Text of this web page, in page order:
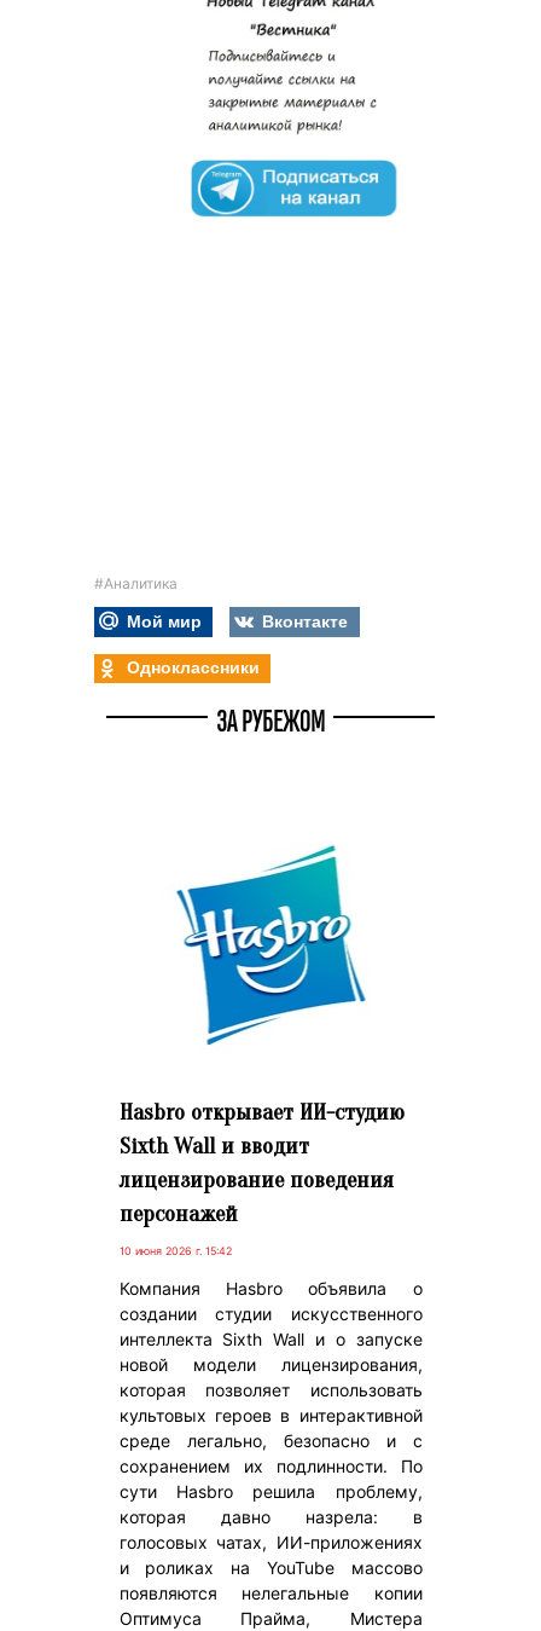
#Аналитика
Мой мир
Вконтакте
Одноклассники
ЗА РУБЕЖОМ
Hasbro открывает ИИ-студию
Sixth Wall и вводит
лицензирование поведения
персонажей
10 июня 2026 г. 15:42
Компания Hasbro объявила о
создании студии искусственного
интеллекта Sixth Wall и о запуске
новой модели лицензирования,
которая позволяет использовать
культовых героев в интерактивной
среде легально, безопасно и с
сохранением их подлинности. По
сути Hasbro решила проблему,
которая давно назрела: в
голосовых чатах, ИИ-приложениях
и роликах на YouTube массово
появляются нелегальные копии
Оптимуса Прайма, Мистера